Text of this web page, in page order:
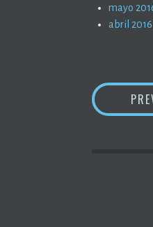
mayo
abril 2016